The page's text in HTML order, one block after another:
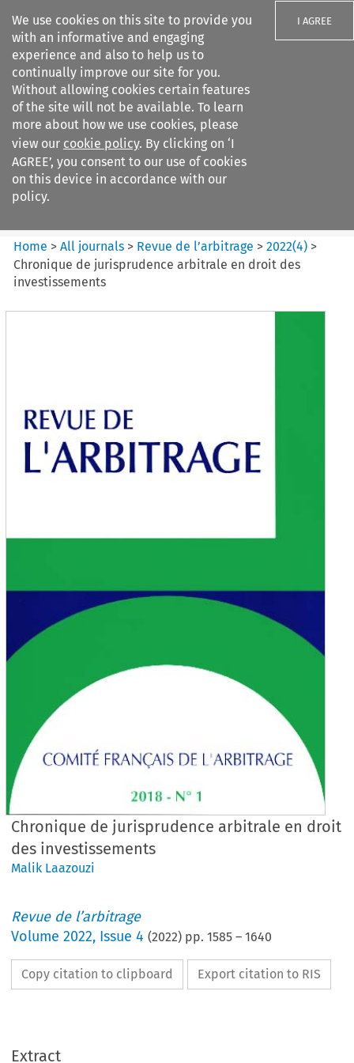
We use cookies on this site to provide you
with an informative and engaging
experience and also to help us to
continually improve our site for you.
Without allowing cookies certain features
of the site will not be available. To learn
more about how we use cookies, please
view our cookie policy. By clicking on ‘I
AGREE’, you consent to our use of cookies
on this device in accordance with our
policy.
I AGREE
Search filters
Revue de
l%E2%80%99arbitrage
Home >All journals > Revue de l’arbitrage >2022(4) >
Chronique de jurisprudence arbitrale en droit des
investissements
Chronique de jurisprudence arbitrale en droit
des investissements
Malik Laazouzi
Revue de l’arbitrage
Volume2022, Issue 4 (2022) pp.1585 –1640
Copy citation to clipboard Export citation to RIS
Extract